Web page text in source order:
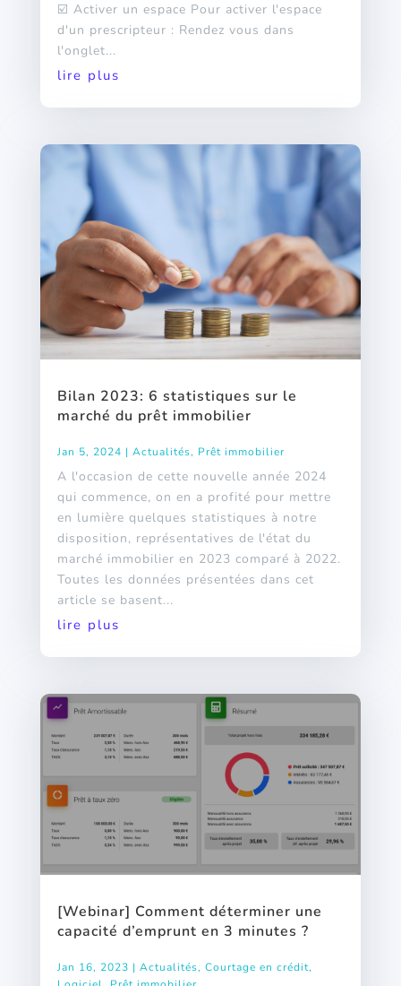
☑️ Activer un espace Pour activer l'espace
d'un prescripteur : Rendez vous dans
l'onglet...
lire plus
Bilan 2023: 6 statistiques sur le
marché du prêt immobilier
Jan 5, 2024 | Actualités, Prêt immobilier
A l'occasion de cette nouvelle année 2024
qui commence, on en a profité pour mettre
en lumière quelques statistiques à notre
disposition, représentatives de l'état du
marché immobilier en 2023 comparé à 2022.
Toutes les données présentées dans cet
article se basent...
lire plus
[Webinar] Comment déterminer une
capacité d’emprunt en 3 minutes ?
Jan 16, 2023 | Actualités, Courtage en crédit,